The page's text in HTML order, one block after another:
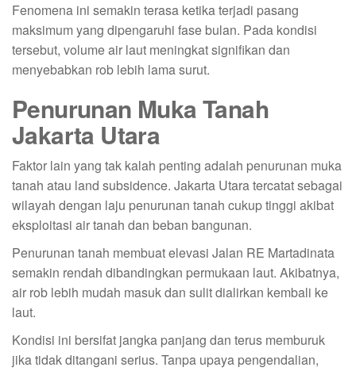
Fenomena ini semakin terasa ketika terjadi pasang
maksimum yang dipengaruhi fase bulan. Pada kondisi
tersebut, volume air laut meningkat signifikan dan
menyebabkan rob lebih lama surut.
Penurunan Muka Tanah
Jakarta Utara
Faktor lain yang tak kalah penting adalah penurunan muka
tanah atau land subsidence. Jakarta Utara tercatat sebagai
wilayah dengan laju penurunan tanah cukup tinggi akibat
eksploitasi air tanah dan beban bangunan.
Penurunan tanah membuat elevasi Jalan RE Martadinata
semakin rendah dibandingkan permukaan laut. Akibatnya,
air rob lebih mudah masuk dan sulit dialirkan kembali ke
laut.
Kondisi ini bersifat jangka panjang dan terus memburuk
jika tidak ditangani serius. Tanpa upaya pengendalian,